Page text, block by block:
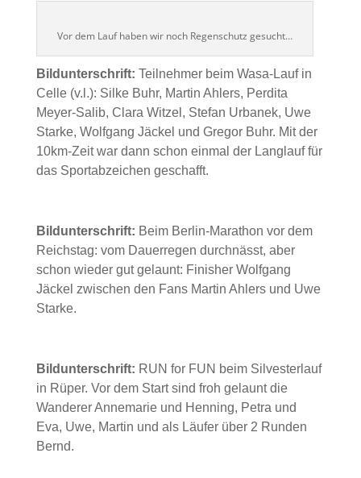
Vor dem Lauf haben wir noch Regenschutz gesucht…
Bildunterschrift: Teilnehmer beim Wasa-Lauf in
Celle (v.l.): Silke Buhr, Martin Ahlers, Perdita
Meyer-Salib, Clara Witzel, Stefan Urbanek, Uwe
Starke, Wolfgang Jäckel und Gregor Buhr. Mit der
10km-Zeit war dann schon einmal der Langlauf für
das Sportabzeichen geschafft.
Bildunterschrift: Beim Berlin-Marathon vor dem
Reichstag: vom Dauerregen durchnässt, aber
schon wieder gut gelaunt: Finisher Wolfgang
Jäckel zwischen den Fans Martin Ahlers und Uwe
Starke.
Bildunterschrift: RUN for FUN beim Silvesterlauf
in Rüper. Vor dem Start sind froh gelaunt die
Wanderer Annemarie und Henning, Petra und
Eva, Uwe, Martin und als Läufer über 2 Runden
Bernd.